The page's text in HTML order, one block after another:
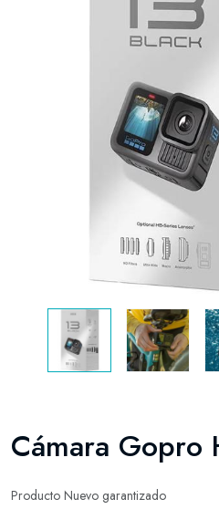
Cámara Gopro
Producto Nuevo garantizado